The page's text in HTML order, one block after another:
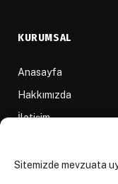
Sitemizde mevzuata
KURUMSAL
Anasayfa
Hakkımızda
İletişim
D84 Yayınları